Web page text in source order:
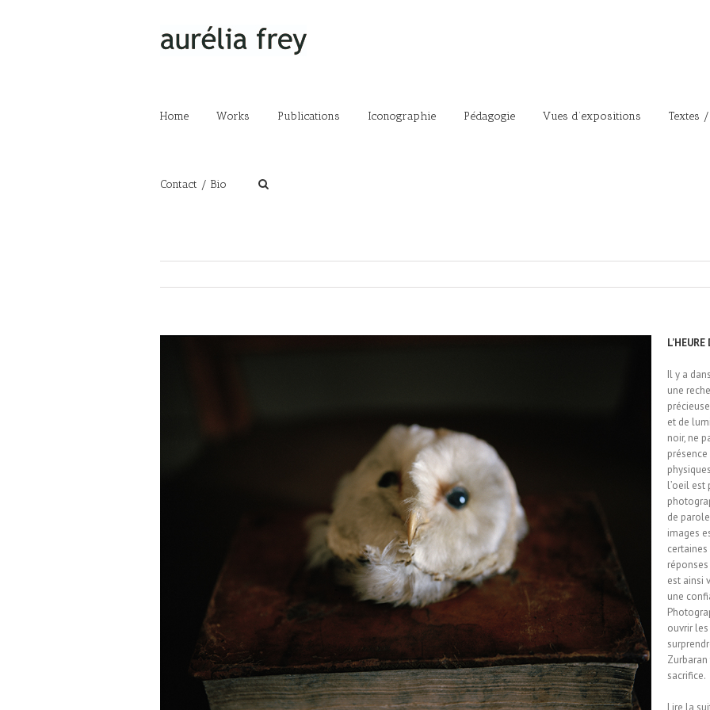
Home Works Publications Iconographie Pédagogie Vues d’expositions Textes
Contact / Bio
Il y a
une
et de
noir, ne
l’oeil est
de
images
est ainsi
une
ouvrir
sacrifice.
Lire la